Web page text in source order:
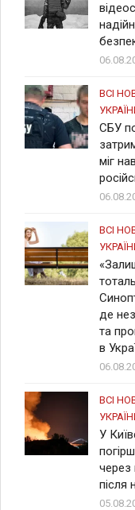
ВСІ
СБУ
міг
ВСІ
де
та
в
ВСІ
У
через
після